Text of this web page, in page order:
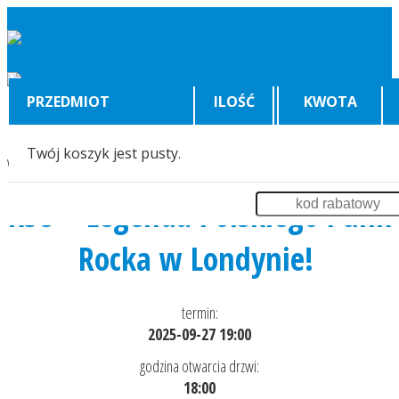
PRZEDMIOT ILOŚĆ KWOTA
Twój koszyk jest pusty.
Wyświetlenia:5049
KSU – Legenda Polskiego Punk
Rocka w Londynie!
termin:
2025-09-27 19:00
godzina otwarcia drzwi:
18:00